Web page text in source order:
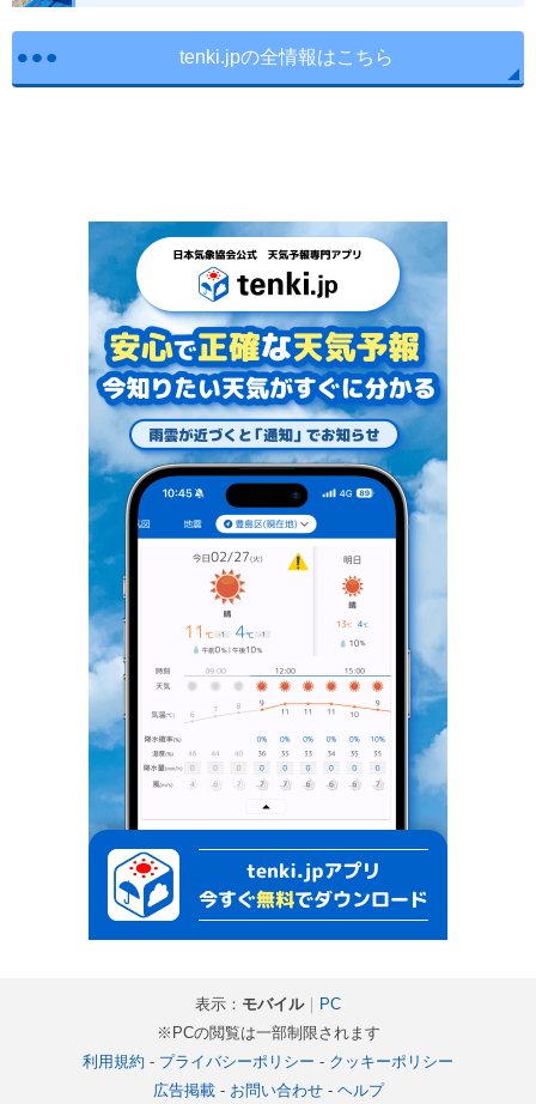
tenki.jpの全情報はこちら
表示： モバイル｜ PC
※PCの閲覧は一部制限されます
利用規約 - プライバシーポリシー - クッキーポリシー
広告掲載- お問い合わせ- ヘルプ